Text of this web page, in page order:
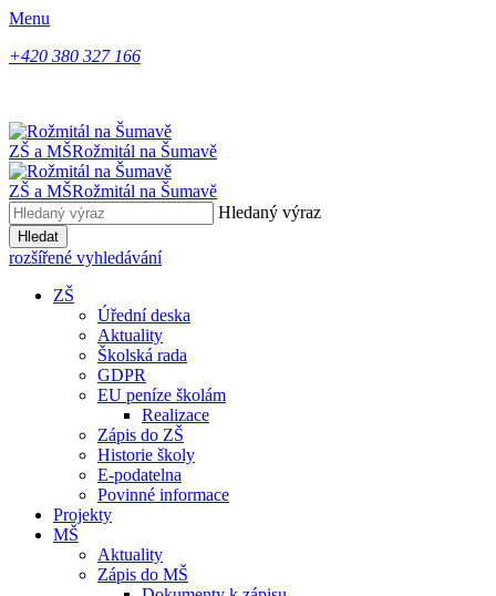
Menu
+420 380 327 166
ZŠ a MŠRožmitál na Šumavě
ZŠ a MŠRožmitál na Šumavě
Hledaný výraz
Hledat
rozšířené vyhledávání
ZŠ
Úřední deska
Aktuality
Školská rada
GDPR
EU peníze školám
Realizace
Zápis do ZŠ
Historie školy
E-podatelna
Povinné informace
Projekty
MŠ
Aktuality
Zápis do MŠ